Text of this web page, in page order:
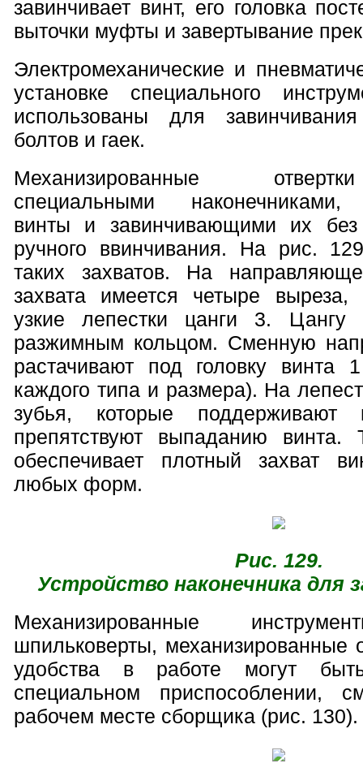
завинчивает винт, его головка
выточки муфты и завертывание
Электромеханические и
установке специального
использованы для
болтов и гаек.
Механизированные
специальными наконечниками,
винты и завинчивающими их без
ручного ввинчивания. На рис.
таких захватов. На
захвата имеется четыре
узкие лепестки цанги 3. Цангу
разжимным кольцом. Сменную
растачивают под головку винта
каждого типа и размера). На
зубья, которые поддерживают
препятствуют выпаданию винта.
обеспечивает плотный захват
любых форм.
Рис. 129.
Устройство наконечника для
Механизированные
шпильковерты, механизированные
удобства в работе могут
специальном приспособлении,
рабочем месте сборщика (рис. 130).